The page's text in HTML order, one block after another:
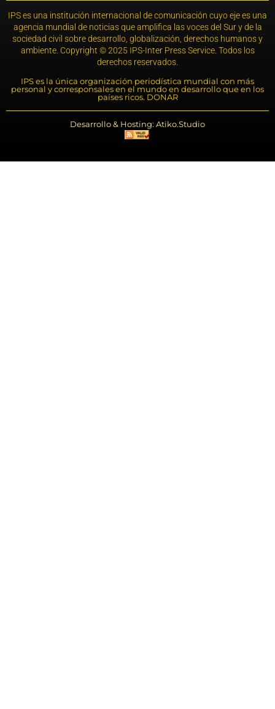
IPS es una institución internacional de comunicación cuyo eje es una
agencia mundial de noticias que amplifica las voces del Sur y de la
sociedad civil sobre desarrollo, globalización, derechos humanos y
ambiente. Copyright © 2025 IPS-Inter Press Service. Todos los
derechos reservados.
IPS es la única organización periodística mundial con más
personal y corresponsales en el mundo en desarrollo que en los
países ricos. DONAR
Desarrollo & Hosting: Atiko.Studio